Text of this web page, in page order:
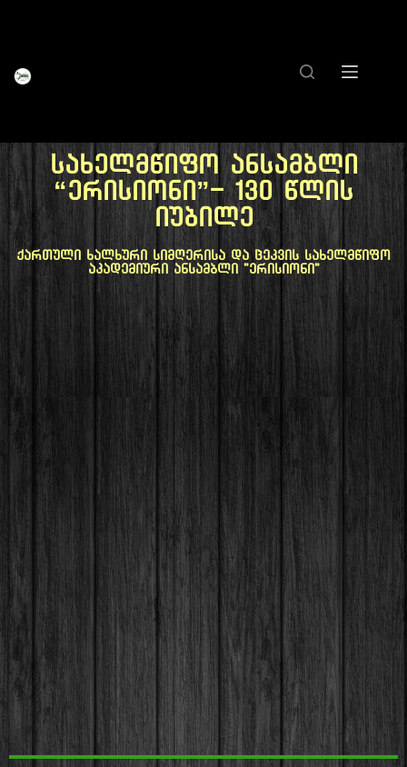
სახელმწიფო ანსამბლი
“ერისიონი”- 130 წლის
იუბილე
ქართული ხალხური სიმღერისა და ცეკვის სახელმწიფო
აკადემიური ანსამბლი "ერისიონი"